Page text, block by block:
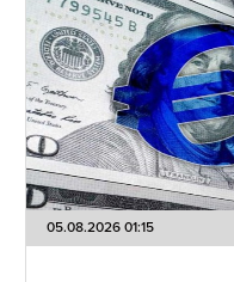
05.08.2026 01:15